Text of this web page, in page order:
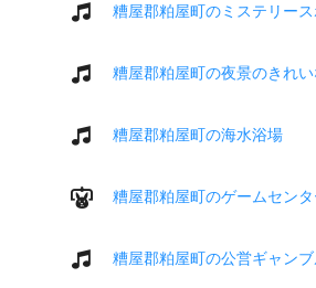
糟屋郡粕屋町のミステリース
糟屋郡粕屋町の夜景のきれい
糟屋郡粕屋町の海水浴場
糟屋郡粕屋町のゲームセンタ
糟屋郡粕屋町の公営ギャン